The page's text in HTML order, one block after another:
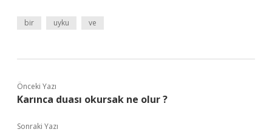
bir uyku ve
Önceki Yazı
Karınca duası okursak ne olur ?
Sonraki Yazı